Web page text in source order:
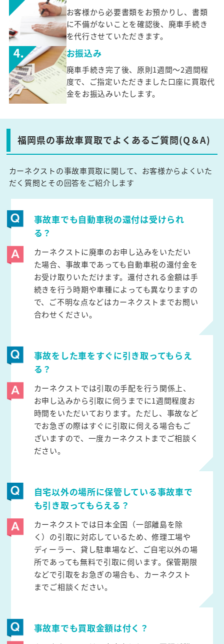
お客様から必要書類をお預かりし、書類
に不備がないことを確認後、廃車手続き
を代行させていただきます。
お振込み
廃車手続き完了後、原則1週間～2週間程
度で、ご指定いただきました口座に買取代
金をお振込みいたします。
福岡県の事故車買取でよくあるご質問(Q＆A)
カーネクストの事故車買取に関して、お客様からよくいた
だく質問とその回答をご紹介します
事故車でも自動車税の還付は受けられ
る？
カーネクストに廃車のお申し込みをいただい
た場合、事故車であっても自動車税の還付金を
お受け取りいただけます。還付される金額は手
続きを行う時期や車種によっても異なりますの
で、ご不明な点などはカーネクストまでお問い
合わせください。
事故をした車をすぐに引き取ってもらえ
る？
カーネクストでは引取の手配を行う関係上、
お申し込みから引取に伺うまでに1週間程度お
時間をいただいております。ただし、事故など
でお急ぎの際はすぐに引取に伺える場合もご
ざいますので、一度カーネクストまでご相談く
ださい。
自宅以外の場所に保管している事故車で
も引き取ってもらえる？
カーネクストでは日本全国（一部離島を除
く）の引取に対応しているため、修理工場や
ディーラー、貸し駐車場など、ご自宅以外の場
所であっても無料で引取に伺います。保管期限
などで引取をお急ぎの場合も、カーネクスト
までご相談ください。
事故車でも買取金額は付く？